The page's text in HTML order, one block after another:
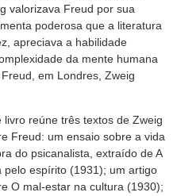
valorizava Freud por sua
poderosa que a literatura
apreciava a habilidade
da mente humana
em Londres, Zweig
livro reúne três textos de Zweig
Freud: um ensaio sobre a vida
do psicanalista, extraído de A
pelo espírito (1931); um artigo
O mal-estar na cultura (1930);